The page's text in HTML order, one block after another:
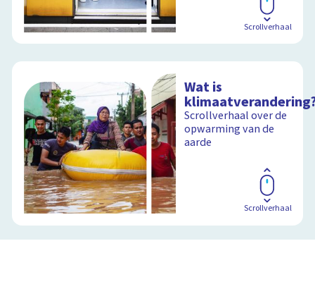
Scrollverhaal
Wat is
Scrollverhaal over de
opwarming van de
aarde
Scrollverhaal